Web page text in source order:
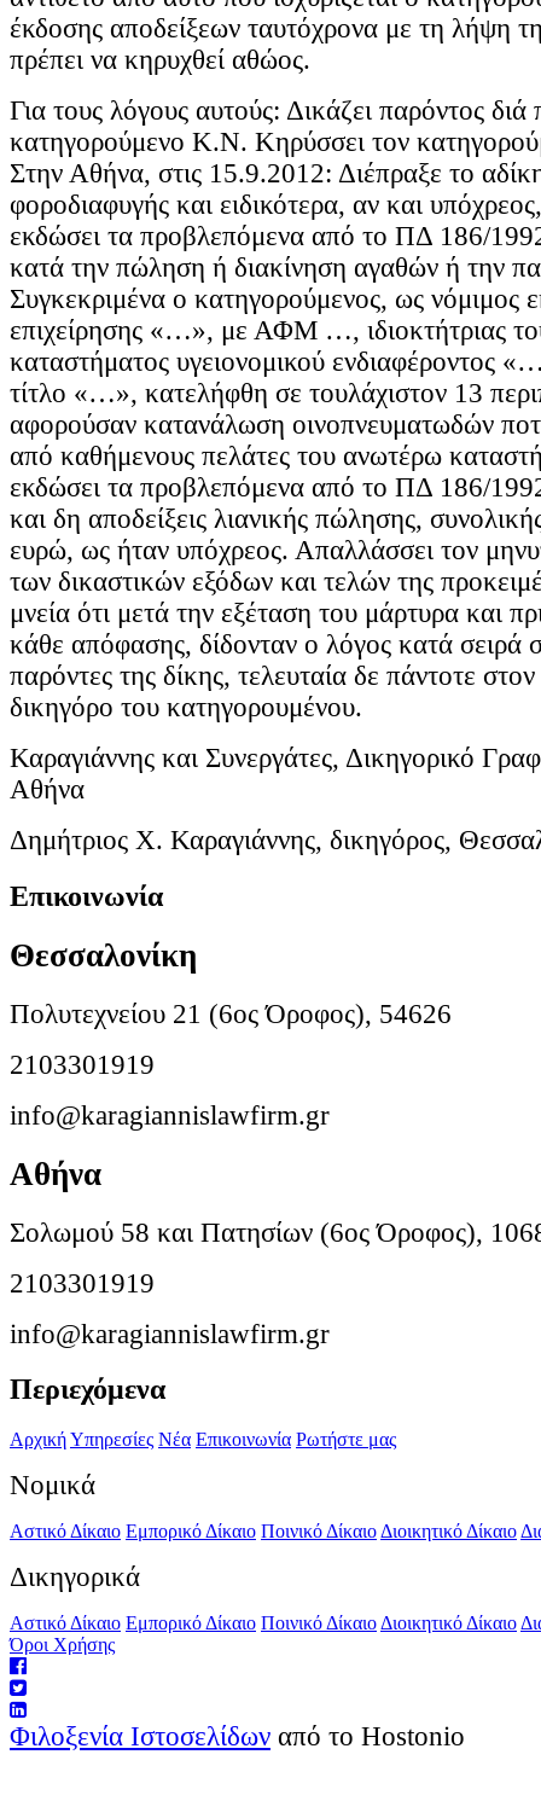
έκδοσης αποδείξεων ταυτόχρονα με τη λήψη
πρέπει να κηρυχθεί αθώος.
Για τους λόγους αυτούς: Δικάζει παρόντος διά
κατηγορούμενο Κ.Ν. Κηρύσσει τον
Στην Αθήνα, στις 15.9.2012: Διέπραξε το
φοροδιαφυγής και ειδικότερα, αν και
εκδώσει τα προβλεπόμενα από το ΠΔ 186/
κατά την πώληση ή διακίνηση αγαθών ή την
Συγκεκριμένα ο κατηγορούμενος, ως νόμιμος
επιχείρησης «…», με ΑΦΜ …, ιδιοκτήτριας
καταστήματος υγειονομικού ενδιαφέροντος
τίτλο «…», κατελήφθη σε τουλάχιστον 13
αφορούσαν κατανάλωση οινοπνευματωδών
από καθήμενους πελάτες του ανωτέρω
εκδώσει τα προβλεπόμενα από το ΠΔ 186/
και δη αποδείξεις λιανικής πώλησης,
ευρώ, ως ήταν υπόχρεος. Απαλλάσσει τον
των δικαστικών εξόδων και τελών της
μνεία ότι μετά την εξέταση του μάρτυρα και
κάθε απόφασης, δίδονταν ο λόγος κατά σειρά
παρόντες της δίκης, τελευταία δε πάντοτε
δικηγόρο του κατηγορουμένου.
Καραγιάννης και Συνεργάτες, Δικηγορικό
Αθήνα
Δημήτριος Χ. Καραγιάννης, δικηγόρος,
Επικοινωνία
Θεσσαλονίκη
Πολυτεχνείου 21 (6ος Όροφος), 54626
2103301919
info@karagiannislawfirm.gr
Αθήνα
Σολωμού 58 και Πατησίων (6ος Όροφος),
2103301919
info@karagiannislawfirm.gr
Περιεχόμενα
ΑρχικήΥπηρεσίες Νέα Επικοινωνία Ρωτήστε μας
Νομικά
Αστικό Δίκαιο Εμπορικό Δίκαιο Ποινικό Δίκαιο Διοικητικό Δίκαιο
Δικηγορικά
Αστικό Δίκαιο Εμπορικό Δίκαιο Ποινικό Δίκαιο Διοικητικό Δίκαιο
Όροι Χρήσης
Φιλοξενία Ιστοσελίδων από το Hostonio